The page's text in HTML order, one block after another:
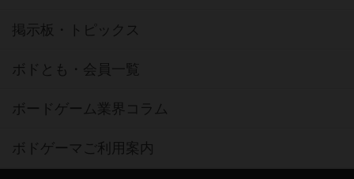
掲示板・トピックス
ボドとも・会員一覧
ボードゲーム業界コラム
ボドゲーマご利用案内